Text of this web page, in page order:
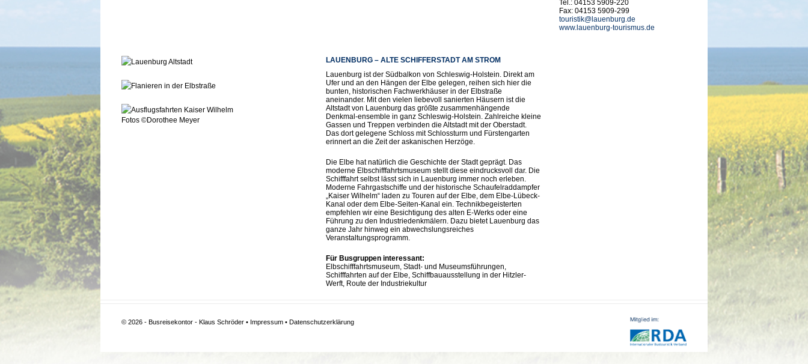
Tel.: 04153 5909-220
Fax: 04153 5909-299
touristik@lauenburg.de
www.lauenburg-tourismus.de
Fotos ©Dorothee Meyer
LAUENBURG – ALTE SCHIFFERSTADT AM STROM
Lauenburg ist der Südbalkon von Schleswig-Holstein. Direkt am
Ufer und an den Hängen der Elbe gelegen, reihen sich hier die
bunten, historischen Fachwerkhäuser in der Elbstraße
aneinander. Mit den vielen liebevoll sanierten Häusern ist die
Altstadt von Lauenburg das größte zusammenhängende
Denkmal-ensemble in ganz Schleswig-Holstein. Zahlreiche kleine
Gassen und Treppen verbinden die Altstadt mit der Oberstadt.
Das dort gelegene Schloss mit Schlossturm und Fürstengarten
erinnert an die Zeit der askanischen Herzöge.
Die Elbe hat natürlich die Geschichte der Stadt geprägt. Das
moderne Elbschifffahrtsmuseum stellt diese eindrucksvoll dar. Die
Schifffahrt selbst lässt sich in Lauenburg immer noch erleben.
Moderne Fahrgastschiffe und der historische Schaufelraddampfer
„Kaiser Wilhelm“ laden zu Touren auf der Elbe, dem Elbe-Lübeck-
Kanal oder dem Elbe-Seiten-Kanal ein. Technikbegeisterten
empfehlen wir eine Besichtigung des alten E-Werks oder eine
Führung zu den Industriedenkmälern. Dazu bietet Lauenburg das
ganze Jahr hinweg ein abwechslungsreiches
Veranstaltungsprogramm.
Für Busgruppen interessant:
Elbschifffahrtsmuseum, Stadt- und Museumsführungen,
Schifffahrten auf der Elbe, Schiffbauausstellung in der Hitzler-
Werft, Route der Industriekultur
© 2026 - Busreisekontor - Klaus Schröder • Impressum • Datenschutzerklärung